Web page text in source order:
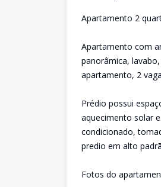
Apartamento 2
Apartamento com
panorâmica,
apartamento, 2
Prédio possui
aquecimento solar
condicionado,
predio em alto
Fotos do